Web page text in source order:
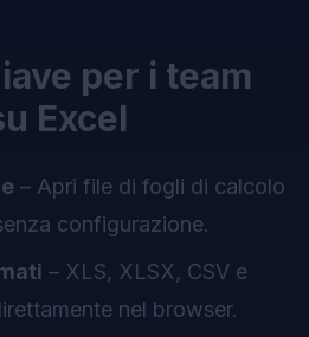
per i team
Excel
– Apri file di fogli di calcolo
configurazione.
– XLS, XLSX, CSV e
nel browser.